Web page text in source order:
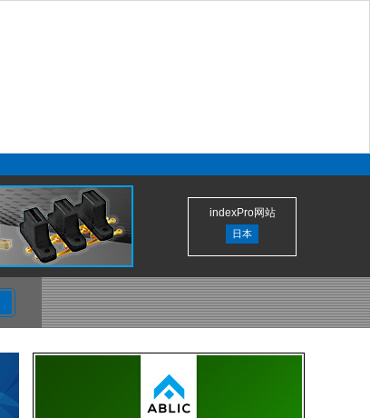
indexPro网站
日本